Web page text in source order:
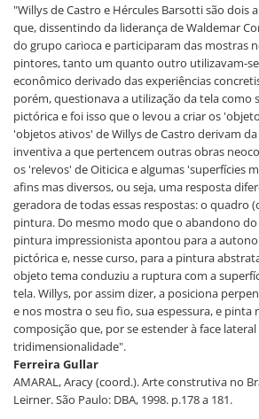
"Willys de Castro e Hércules Barsotti são dois
que, dissentindo da liderança de Waldemar
do grupo carioca e participaram das mostras
pintores, tanto um quanto outro utilizavam-
econômico derivado das experiências
porém, questionava a utilização da tela como
pictórica e foi isso que o levou a criar os
'objetos ativos' de Willys de Castro derivam
inventiva a que pertencem outras obras
os 'relevos' de Oiticica e algumas 'superfícies
afins mas diversos, ou seja, uma resposta
geradora de todas essas respostas: o quadro
pintura. Do mesmo modo que o abandono
pintura impressionista apontou para a
pictórica e, nesse curso, para a pintura
objeto tema conduziu a ruptura com a
tela. Willys, por assim dizer, a posiciona
e nos mostra o seu fio, sua espessura, e pinta
composição que, por se estender à face
tridimensionalidade".
Ferreira Gullar
AMARAL, Aracy (coord.). Arte construtiva no
Leirner. São Paulo: DBA, 1998. p.178 a 181.